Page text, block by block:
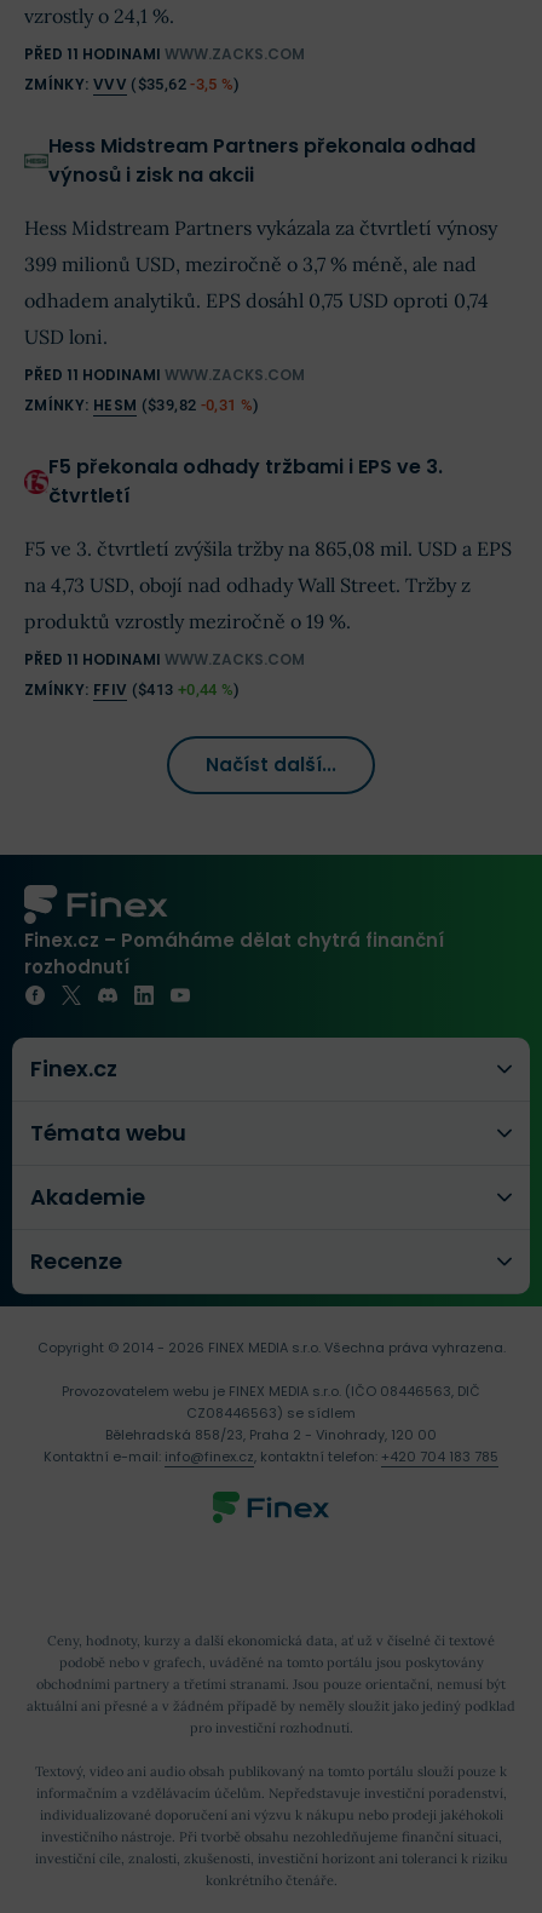
vzrostly o 24,1 %.
PŘED 11 HODINAMI WWW.ZACKS.COM
ZMÍNKY: VVV ( $35,62 -3,5 %)
Hess Midstream Partners překonala odhad
výnosů i zisk na akcii
Hess Midstream Partners vykázala za čtvrtletí výnosy
399 milionů USD, meziročně o 3,7 % méně, ale nad
odhadem analytiků. EPS dosáhl 0,75 USD oproti 0,74
USD loni.
PŘED 11 HODINAMI WWW.ZACKS.COM
ZMÍNKY: HESM ($39,82 -0,31 %)
F5 překonala odhady tržbami i EPS ve 3.
čtvrtletí
F5 ve 3. čtvrtletí zvýšila tržby na 865,08 mil. USD a EPS
na 4,73 USD, obojí nad odhady Wall Street. Tržby z
produktů vzrostly meziročně o 19 %.
PŘED 11 HODINAMI WWW.ZACKS.COM
ZMÍNKY: FFIV ($413 +0,44 %)
Načíst další...
Finex.cz – Pomáháme dělat chytrá finanční
rozhodnutí
Finex.cz
Témata webu
Akademie
Recenze
Ceny, hodnoty, kurzy a další ekonomická data, ať už v číselné či textové
podobě nebo v grafech, uváděné na tomto portálu jsou poskytovány
obchodními partnery a třetími stranami. Jsou pouze orientační, nemusí být
aktuální ani přesné a v žádném případě by neměly sloužit jako jediný podklad
pro investiční rozhodnutí.
Textový, video ani audio obsah publikovaný na tomto portálu slouží pouze k
informačním a vzdělávacím účelům. Nepředstavuje investiční poradenství,
individualizované doporučení ani výzvu k nákupu nebo prodeji jakéhokoli
investičního nástroje. Při tvorbě obsahu nezohledňujeme finanční situaci,
investiční cíle, znalosti, zkušenosti, investiční horizont ani toleranci k riziku
konkrétního čtenáře.
Copyright © 2014 - 2026 FINEX MEDIA s.r.o.Všechna práva vyhrazena.
Provozovatelem webu je FINEX MEDIA s.r.o. (IČO 08446563, DIČ
CZ08446563) se sídlem
Bělehradská 858/23, Praha 2 - Vinohrady, 120 00
Kontaktní e-mail: info@finex.cz, kontaktní telefon: +420 704 183 785